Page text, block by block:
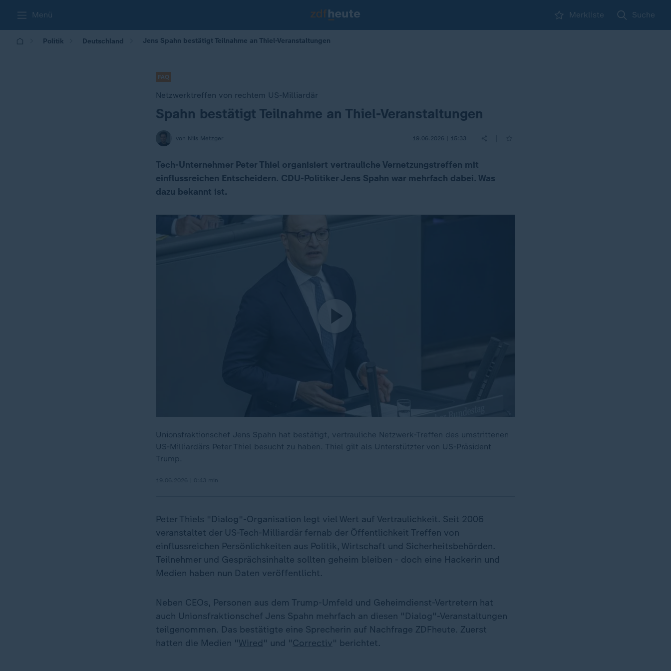
Menü Merkliste Suche
Politik Deutschland Jens Spahn bestätigt Teilnahme an Thiel-Veranstaltungen
FAQ
Netzwerktreffen von rechtem US-Milliardär
:
Spahn bestätigt Teilnahme an Thiel-Veranstaltungen
von Nils Metzger 19.06.2026 | 15:33
Tech-Unternehmer Peter Thiel organisiert vertrauliche Vernetzungstreffen mit
einflussreichen Entscheidern. CDU-Politiker Jens Spahn war mehrfach dabei. Was
dazu bekannt ist.
Unionsfraktionschef Jens Spahn hat bestätigt, vertrauliche Netzwerk-Treffen des umstrittenen
US-Milliardärs Peter Thiel besucht zu haben. Thiel gilt als Unterstützter von US-Präsident
Trump.
Peter Thiels "Dialog"-Organisation legt viel Wert auf Vertraulichkeit. Seit 2006
veranstaltet der US-Tech-Milliardär fernab der Öffentlichkeit Treffen von
einflussreichen Persönlichkeiten aus Politik, Wirtschaft und Sicherheitsbehörden.
Teilnehmer und Gesprächsinhalte sollten geheim bleiben - doch eine Hackerin und
Medien haben nun Daten veröffentlicht.
Neben CEOs, Personen aus dem Trump-Umfeld und Geheimdienst-Vertretern hat
auch Unionsfraktionschef Jens Spahn mehrfach an diesen "Dialog"-Veranstaltungen
teilgenommen. Das bestätigte eine Sprecherin auf Nachfrage ZDFheute. Zuerst
hatten die Medien "Wired" und "Correctiv" berichtet.